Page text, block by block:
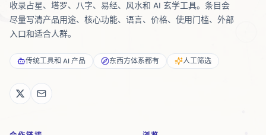
收录占星、塔罗、八字、易经、风水和 AI 玄学工具。条目会
尽量写清产品用途、核心功能、语言、价格、使用门槛、外部
入口和适合人群。
传统工具和 AI 产品 东西方体系都有 人工筛选